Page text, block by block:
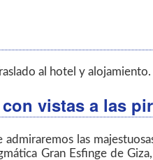
al hotel y alojamiento.
vistas a las
las
Gran Esfinge de